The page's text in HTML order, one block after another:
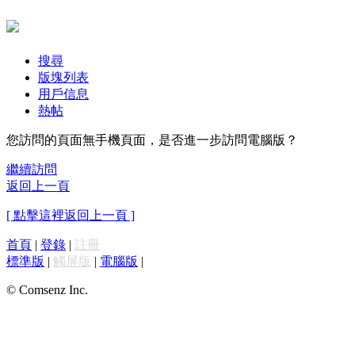
搜尋
版塊列表
用戶信息
熱帖
您訪問的頁面無手機頁面，是否進一步訪問電腦版？
繼續訪問
返回上一頁
[ 點擊這裡返回上一頁 ]
首頁 | 登錄 | 註冊
標準版 | 觸屏版 | 電腦版 |
© Comsenz Inc.